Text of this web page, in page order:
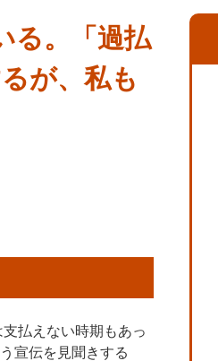
る。「過払
が、私も
払えない時期もあっ
宣伝を見聞きする